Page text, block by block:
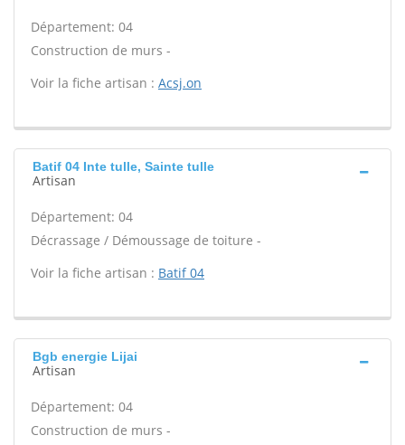
Département: 04
Construction de murs -
Voir la fiche artisan : Acsj.on
Batif 04 Inte tulle, Sainte tulle
Artisan
Département: 04
Décrassage / Démoussage de toiture -
Voir la fiche artisan : Batif 04
Bgb energie Lijai
Artisan
Département: 04
Construction de murs -